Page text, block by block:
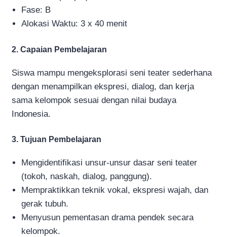
Fase: B
Alokasi Waktu: 3 x 40 menit
2. Capaian Pembelajaran
Siswa mampu mengeksplorasi seni teater sederhana
dengan menampilkan ekspresi, dialog, dan kerja
sama kelompok sesuai dengan nilai budaya
Indonesia.
3. Tujuan Pembelajaran
Mengidentifikasi unsur-unsur dasar seni teater
(tokoh, naskah, dialog, panggung).
Mempraktikkan teknik vokal, ekspresi wajah, dan
gerak tubuh.
Menyusun pementasan drama pendek secara
kelompok.